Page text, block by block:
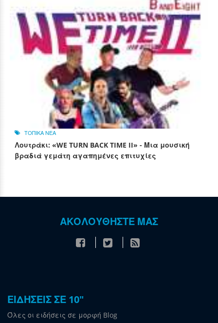
ΤΟΠΙΚΑ ΝΕΑ
Λουτράκι: «WE TURN BACK TIME II» - Μια μουσική
βραδιά γεμάτη αγαπημένες επιτυχίες
ΑΚΟΛΟΥΘΗΣΤΕ ΜΑΣ
ΕΙΔΗΣΕΙΣ ΣΕ 10"
Όλες οι ειδήσεις σε μορφή Blog